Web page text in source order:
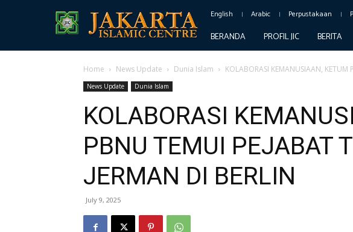
English Arabic Perpustakaan
BERANDA PROFIL JIC BERITA
Home News Update Dunia Islam KOLABORASI KEMANUSIAAN, KETUM
News Update Dunia Islam
KOLABORASI
PBNU TEMUI PEJABAT
JERMAN DI BERLIN
July 9, 2025